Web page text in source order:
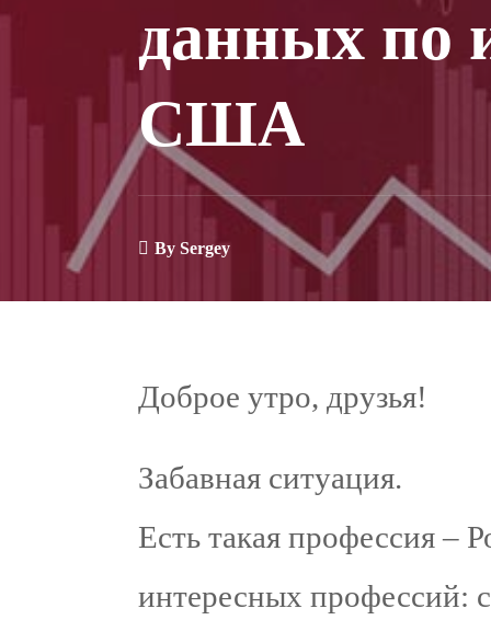
данных по
США
By Sergey
Доброе утро, друзья!
Забавная ситуация.
Есть такая профессия –
интересных профессий: